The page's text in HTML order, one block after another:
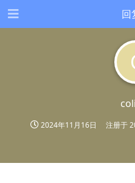
2024年11月16日 注册于
回